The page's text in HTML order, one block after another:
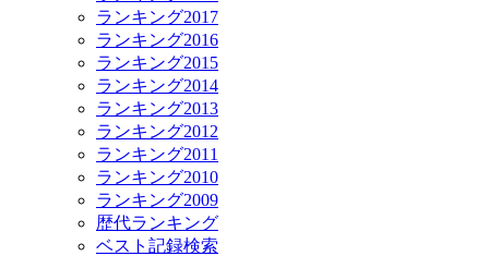
ランキング2017
ランキング2016
ランキング2015
ランキング2014
ランキング2013
ランキング2012
ランキング2011
ランキング2010
ランキング2009
歴代ランキング
ベスト記録検索